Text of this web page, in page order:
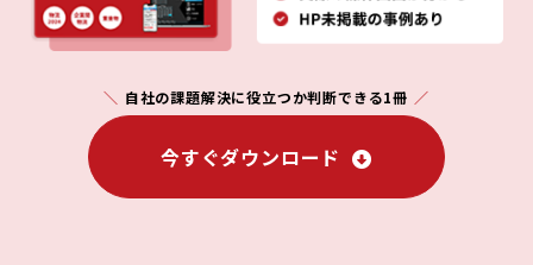
自社の課題解決に役立つか判断できる1冊
今すぐダウンロード